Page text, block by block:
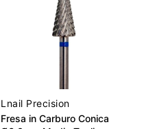
Lnail Precision
Fresa in Carburo Conica